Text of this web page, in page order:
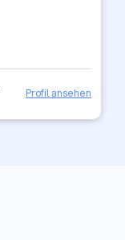
Profil ansehen